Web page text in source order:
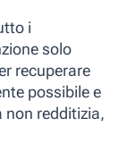
i
solo
recuperare
possibile e
non redditizia,